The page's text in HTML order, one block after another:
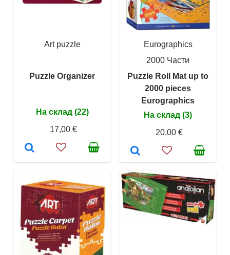
Art puzzle
Puzzle Organizer
На склад (22)
17,00 €
Eurographics
2000 Части
Puzzle Roll Mat up to
2000 pieces
Eurographics
На склад (3)
20,00 €